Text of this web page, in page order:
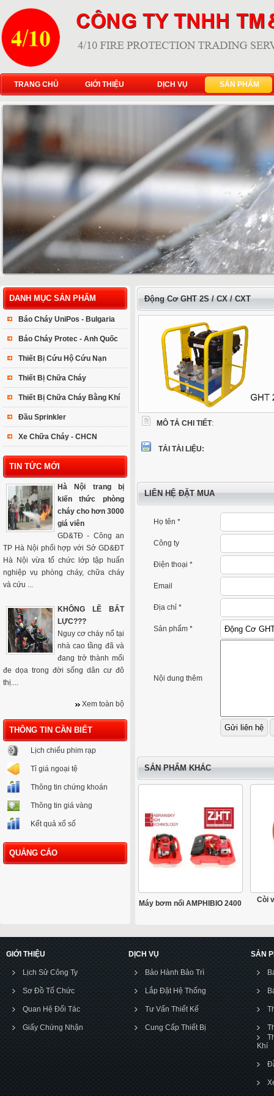
TRANG CHỦ GIỚI THIỆU DỊCH VỤ SẢN PHẨM
DANH MỤC SẢN PHẨM
Báo Cháy UniPos - Bulgaria
Báo Cháy Protec - Anh Quốc
Thiết Bị Cứu Hộ Cứu Nạn
Thiết Bị Chữa Cháy
Thiết Bị Chữa Cháy Bằng Khí
Đầu Sprinkler
Xe Chữa Cháy - CHCN
TIN TỨC MỚI
Hà Nội trang bị
kiến thức phòng
cháy cho hơn 3000
giá viên
GD&TĐ - Công an
TP Hà Nội phối hợp với Sở GD&ĐT
Hà Nội vừa tổ chức lớp tập huấn
nghiệp vụ phòng cháy, chữa cháy
và cứu ...
KHÔNG LẼ BẤT
LỰC???
Nguy cơ cháy nổ tại
nhà cao tầng đã và
đang trở thành mối
đe dọa trong đời sống dân cư đô
thị....
Xem toàn bộ
THÔNG TIN CẦN BIẾT
Lịch chiếu phim rạp
Tỉ giá ngoại tệ
Thông tin chứng khoán
Thông tin giá vàng
Kết quả xổ số
QUẢNG CÁO
Động Cơ GHT 2S / CX / CXT
MÔ TẢ CHI TIẾT:
TẢI TÀI LIỆU:
LIÊN HỆ ĐẶT MUA
Họ tên *
Công ty
Điện thoại *
Email
Địa chỉ *
Sản phẩm *
Nội dung thêm
SẢN PHẨM KHÁC
Máy bơm nổi AMPHIBIO 2400 Còi
GIỚI THIỆU
Lịch Sử Công Ty
Sơ Đồ Tổ Chức
Quan Hệ Đối Tác
Giấy Chứng Nhận
DỊCH VỤ
Bảo Hành Bảo Trì
Lắp Đặt Hệ Thống
Tư Vấn Thiết Kế
Cung Cấp Thiết Bị
SẢN
Khí